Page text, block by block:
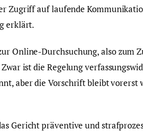
Zugriff auf laufende
erklärt.
Online-Durchsuchung, also zum
ist die Regelung
aber die Vorschrift bleibt vorerst
Gericht präventive und